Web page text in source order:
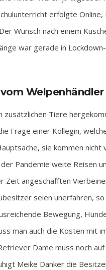
erfolgte
Wunsch nach einem
war gerade in
Welpenhändler
zusätzlichen Tiere
Frage einer Kollegin,
sie kommen
Pandemie weite Reisen
Zeit angeschafften
seien unerfahren,
Bewegung,
man auch die Kosten mit
Dame muss noch
Meike Danker die